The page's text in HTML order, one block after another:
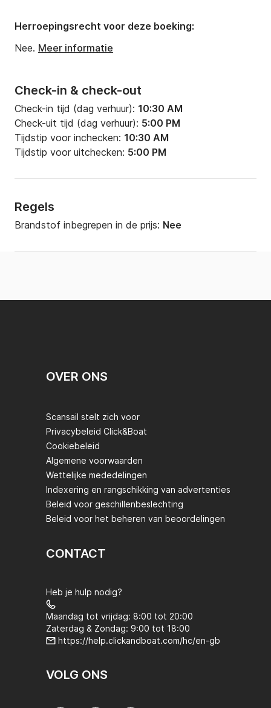
Check-in & check-out
Check-in tijd (dag verhuur): 10:30 AM
Check-uit tijd (dag verhuur): 5:00 PM
Tijdstip voor inchecken: 10:30 AM
Tijdstip voor uitchecken: 5:00 PM
Regels
Brandstof inbegrepen in de prijs: Nee
Herroepingsrecht voor deze boeking:
Nee. Meer informatie
OVER ONS
Scansail stelt zich voor
Privacybeleid Click&Boat
Cookiebeleid
Algemene voorwaarden
Wettelijke mededelingen
Indexering en rangschikking van advertenties
Beleid voor geschillenbeslechting
Beleid voor het beheren van beoordelingen
CONTACT
Heb je hulp nodig?
Maandag tot vrijdag: 8:00 tot 20:00
Zaterdag & Zondag: 9:00 tot 18:00
https://help.clickandboat.com/hc/en-gb
VOLG ONS